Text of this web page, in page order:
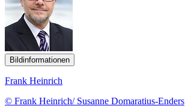
Bildinformationen
Frank Heinrich
© Frank Heinrich/ Susanne Domaratius-Enders